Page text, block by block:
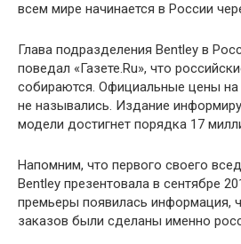
всем мире начинается в России
Глава подразделения Bentley в
поведал «Газете.Ru», что
собираются. Официальные цены
не назывались. Издание
модели достигнет порядка 17
Напомним, что первого своего
Bentley презентовала в сентябре
премьеры появилась информация,
заказов были сделаны именно